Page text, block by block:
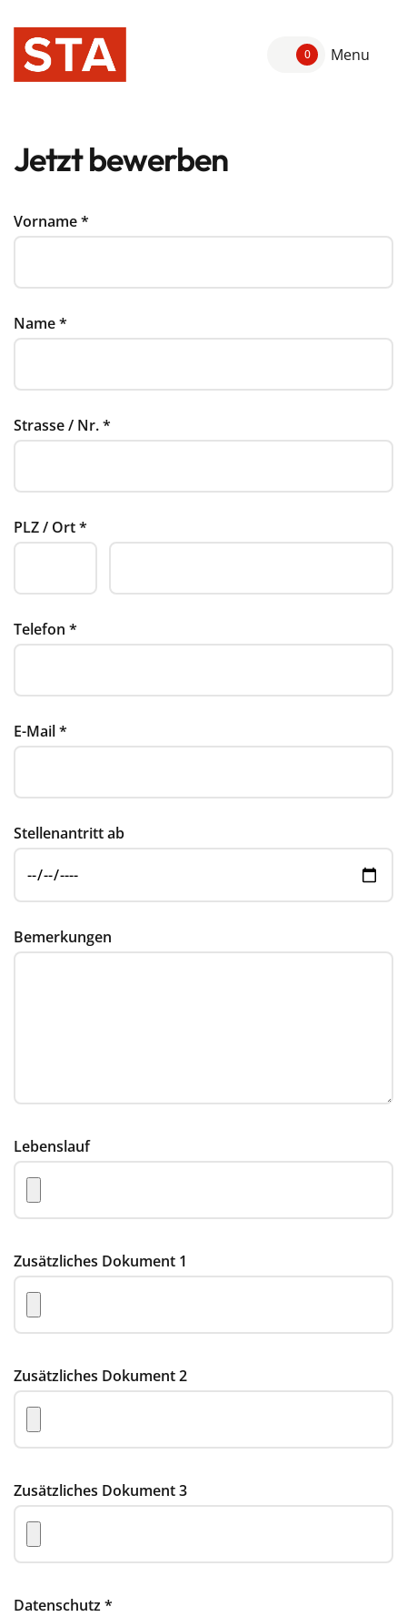
0 Menu
Jetzt bewerben
Vorname*
Name*
Strasse / Nr.*
PLZ / Ort*
Telefon *
E-Mail*
Stellenantritt ab
Bemerkungen
Lebenslauf
Zusätzliches Dokument 1
Zusätzliches Dokument 2
Zusätzliches Dokument 3
Datenschutz*